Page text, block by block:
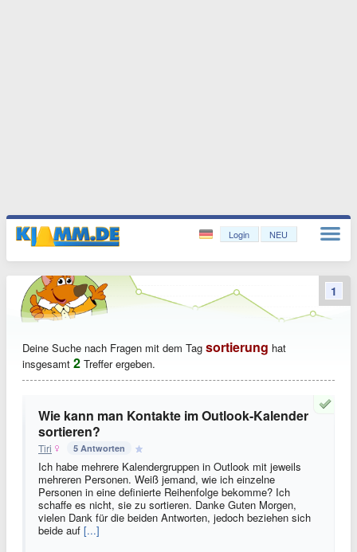
Login NEU
Deine Suche nach Fragen mit dem Tag sortierung hat
insgesamt 2 Treffer ergeben.
Wie kann man Kontakte im Outlook-Kalender
sortieren?
Tiri 5 Antworten
Ich habe mehrere Kalendergruppen in Outlook mit jeweils
mehreren Personen. Weiß jemand, wie ich einzelne
Personen in eine definierte Reihenfolge bekomme? Ich
schaffe es nicht, sie zu sortieren. Danke Guten Morgen,
vielen Dank für die beiden Antworten, jedoch beziehen sich
beide auf [...]
1